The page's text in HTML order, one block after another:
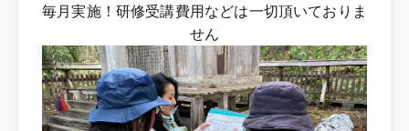
毎月実施！研修受講費用などは一切頂いておりま
せん